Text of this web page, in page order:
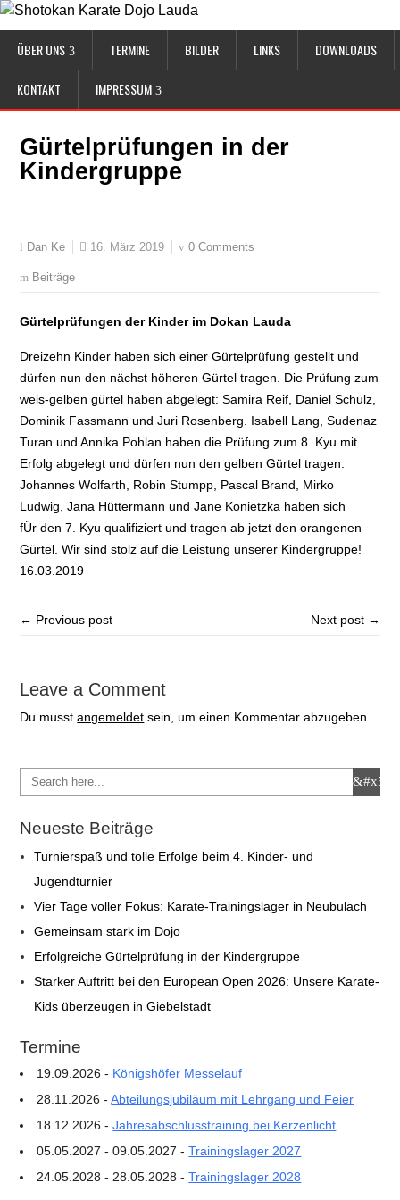
ÜBER UNS TERMINE BILDER LINKS DOWNLOADS
KONTAKT IMPRESSUM
Gürtelprüfungen in der
Kindergruppe
Dan Ke 16. März 2019 0 Comments
Beiträge
Gürtelprüfungen der Kinder im Dokan Lauda
Dreizehn Kinder haben sich einer Gürtelprüfung gestellt und
dürfen nun den nächst höheren Gürtel tragen. Die Prüfung zum
weis-gelben gürtel haben abgelegt: Samira Reif, Daniel Schulz,
Dominik Fassmann und Juri Rosenberg. Isabell Lang, Sudenaz
Turan und Annika Pohlan haben die Prüfung zum 8. Kyu mit
Erfolg abgelegt und dürfen nun den gelben Gürtel tragen.
Johannes Wolfarth, Robin Stumpp, Pascal Brand, Mirko
Ludwig, Jana Hüttermann und Jane Konietzka haben sich
fÜr den 7. Kyu qualifiziert und tragen ab jetzt den orangenen
Gürtel. Wir sind stolz auf die Leistung unserer Kindergruppe!
16.03.2019
← Previous post Next post →
Leave a Comment
Du musstangemeldet sein, um einen Kommentar abzugeben.
Neueste Beiträge
Turnierspaß und tolle Erfolge beim 4. Kinder- und
Jugendturnier
Vier Tage voller Fokus: Karate-Trainingslager in Neubulach
Gemeinsam stark im Dojo
Erfolgreiche Gürtelprüfung in der Kindergruppe
Starker Auftritt bei den European Open 2026: Unsere Karate-
Kids überzeugen in Giebelstadt
Termine
19.09.2026 - Königshöfer Messelauf
28.11.2026 -Abteilungsjubiläum mit Lehrgang und Feier
18.12.2026 -Jahresabschlusstraining bei Kerzenlicht
05.05.2027 - 09.05.2027 -Trainingslager 2027
24.05.2028 - 28.05.2028 -Trainingslager 2028